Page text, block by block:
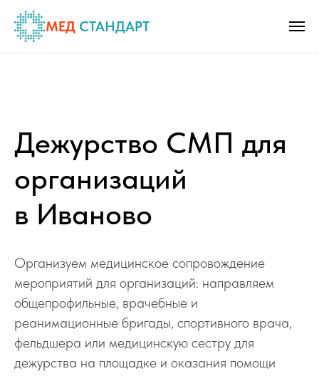
МЕД СТАНДАРТ
Дежурство СМП для
организаций
в Иваново
Организуем медицинское сопровождение
мероприятий для организаций: направляем
общепрофильные, врачебные и
реанимационные бригады, спортивного врача,
фельдшера или медицинскую сестру для
дежурства на площадке и оказания помощи